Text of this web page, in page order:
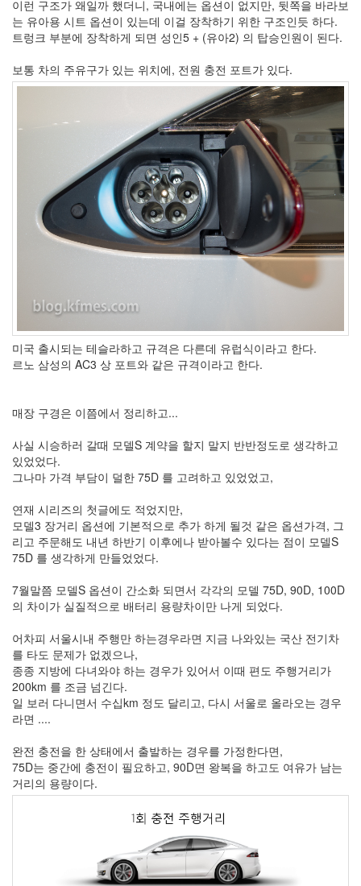
이런 구조가 왜일까 했더니, 국내에는 옵션이 없지만, 뒷쪽을 바라보
는 유아용 시트 옵션이 있는데 이걸 장착하기 위한 구조인듯 하다.
트렁크 부분에 장착하게 되면 성인5 + (유아2) 의 탑승인원이 된다.
보통 차의 주유구가 있는 위치에, 전원 충전 포트가 있다.
미국 출시되는 테슬라하고 규격은 다른데 유럽식이라고 한다.
르노 삼성의 AC3 상 포트와 같은 규격이라고 한다.
매장 구경은 이쯤에서 정리하고...
사실 시승하러 갈때 모델S 계약을 할지 말지 반반정도로 생각하고
있었었다.
그나마 가격 부담이 덜한 75D 를 고려하고 있었었고,
연재 시리즈의 첫글에도 적었지만,
모델3 장거리 옵션에 기본적으로 추가 하게 될것 같은 옵션가격, 그
리고 주문해도 내년 하반기 이후에나 받아볼수 있다는 점이 모델S
75D 를 생각하게 만들었었다.
7월말쯤 모델S 옵션이 간소화 되면서 각각의 모델 75D, 90D, 100D
의 차이가 실질적으로 배터리 용량차이만 나게 되었다.
어차피 서울시내 주행만 하는경우라면 지금 나와있는 국산 전기차
를 타도 문제가 없겠으나,
종종 지방에 다녀와야 하는 경우가 있어서 이때 편도 주행거리가
200km 를 조금 넘긴다.
일 보러 다니면서 수십km 정도 달리고, 다시 서울로 올라오는 경우
라면 ....
완전 충전을 한 상태에서 출발하는 경우를 가정한다면,
75D는 중간에 충전이 필요하고, 90D면 왕복을 하고도 여유가 남는
거리의 용량이다.